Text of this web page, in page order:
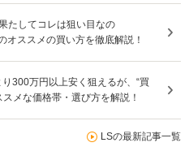
たしてコレは狙い目なの
ススメの買い方を徹底解説！
300万円以上安く狙えるが、“買
メな価格帯・選び方を解説！
LSの最新記事一覧